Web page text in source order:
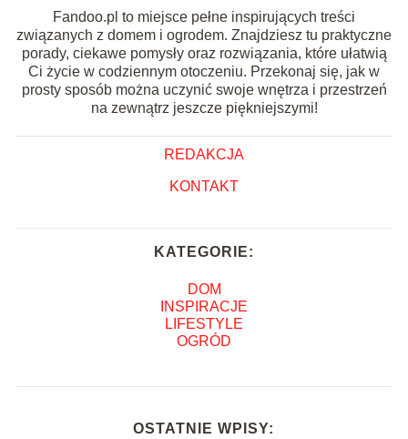
Fandoo.pl to miejsce pełne inspirujących treści
związanych z domem i ogrodem. Znajdziesz tu praktyczne
porady, ciekawe pomysły oraz rozwiązania, które ułatwią
Ci życie w codziennym otoczeniu. Przekonaj się, jak w
prosty sposób można uczynić swoje wnętrza i przestrzeń
na zewnątrz jeszcze piękniejszymi!
REDAKCJA
KONTAKT
KATEGORIE:
DOM
INSPIRACJE
LIFESTYLE
OGRÓD
OSTATNIE WPISY: